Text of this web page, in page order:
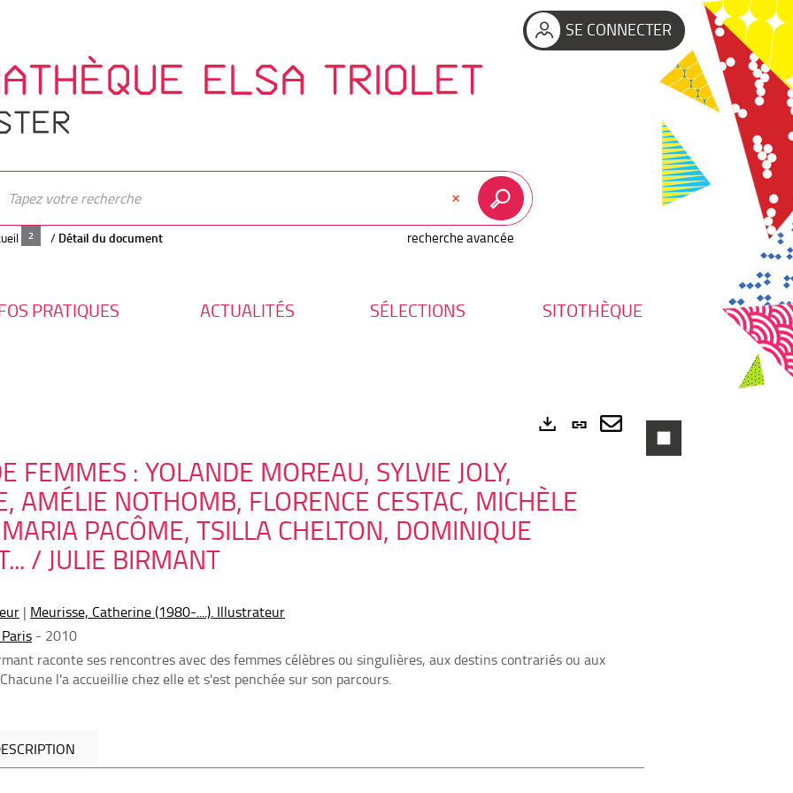
SE CONNECTER
ELSA TRIOLET
recherche avancée
/ Détail du document
PRATIQUES ACTUALITÉS SÉLECTIONS SITOTHÈQUE
Lien
permanent
Envoyer
FEMMES : YOLANDE MOREAU, SYLVIE JOLY,
AMÉLIE NOTHOMB, FLORENCE CESTAC, MICHÈLE
PACÔME, TSILLA CHELTON, DOMINIQUE
/ JULIE BIRMANT
| Meurisse, Catherine (1980-....). Illustrateur
- 2010
raconte ses rencontres avec des femmes célèbres ou singulières, aux destins contrariés ou aux
l'a accueillie chez elle et s'est penchée sur son parcours.